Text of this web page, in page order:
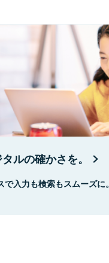
ルの確かさを。
入力も検索もスムーズに。